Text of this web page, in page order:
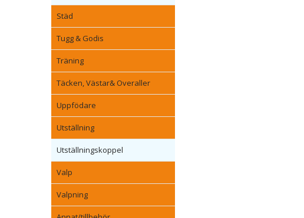
Städ
Tugg & Godis
Träning
Täcken, Västar& Overaller
Uppfödare
Utställning
Utställningskoppel
Valp
Valpning